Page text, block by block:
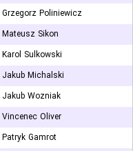
Grzegorz Poliniewicz
Mateusz Sikon
Karol Sulkowski
Jakub Michalski
Jakub Wozniak
Vincenec Oliver
Patryk Gamrot